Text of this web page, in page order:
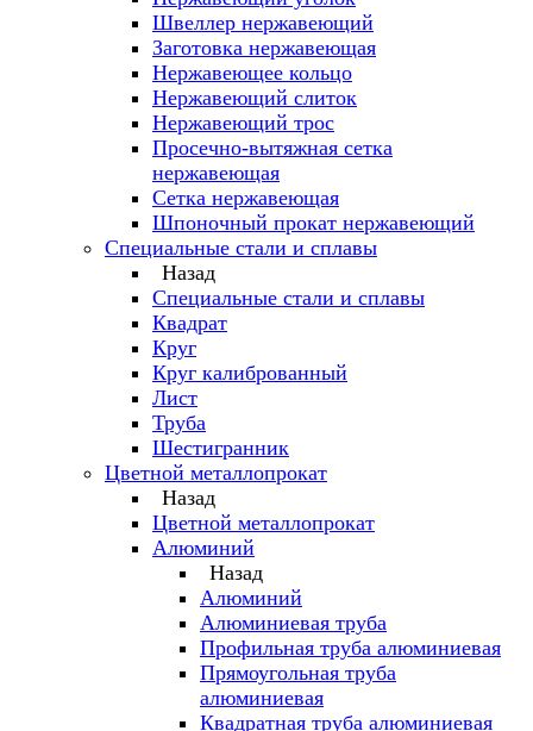
Швеллер нержавеющий
Заготовка нержавеющая
Нержавеющее кольцо
Нержавеющий слиток
Нержавеющий трос
Просечно-вытяжная сетка
нержавеющая
Сетка нержавеющая
Шпоночный прокат нержавеющий
Специальные стали и сплавы
Назад
Специальные стали и сплавы
Квадрат
Круг
Круг калиброванный
Лист
Труба
Шестигранник
Цветной металлопрокат
Назад
Цветной металлопрокат
Алюминий
Назад
Алюминий
Алюминиевая труба
Профильная труба алюминиевая
Прямоугольная труба
алюминиевая
Квадратная труба алюминиевая